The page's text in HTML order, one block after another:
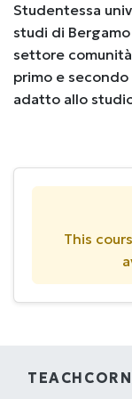
Studentessa
studi di
settore
primo e
adatto allo
This